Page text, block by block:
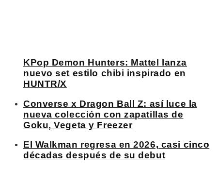
KPop Demon Hunters: Mattel lanza
nuevo set estilo chibi inspirado en
HUNTR/X
Converse x Dragon Ball Z: así luce la
nueva colección con zapatillas de
Goku, Vegeta y Freezer
El Walkman regresa en 2026, casi cinco
décadas después de su debut